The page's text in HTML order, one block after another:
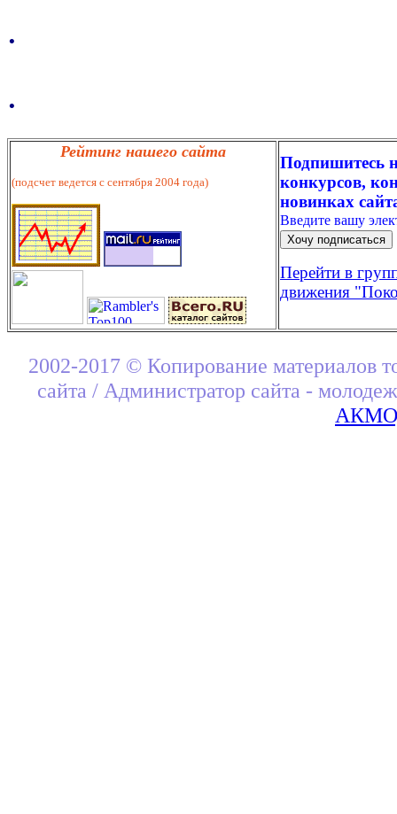
.
.
Рейтинг нашего сайта
(подсчет ведется с сентября 2004 года)
Подпишитесь
конкурсов,
новинках
Введите вашу
Перейти в
движения
2002-2017 © Копирование материалов
сайта / Администратор сайта -